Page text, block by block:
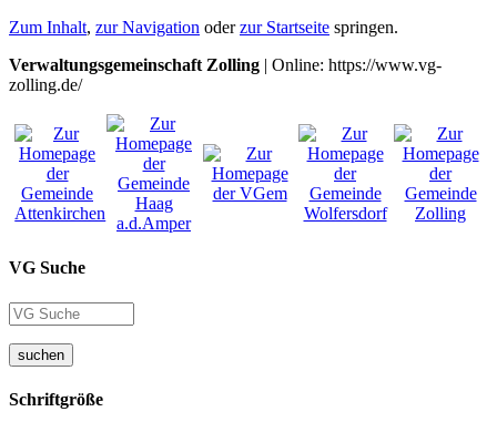
Zum Inhalt, zur Navigation oderzur Startseite springen.
Verwaltungsgemeinschaft Zolling | Online: https://www.vg-
zolling.de/
VG Suche
suchen
Schriftgröße